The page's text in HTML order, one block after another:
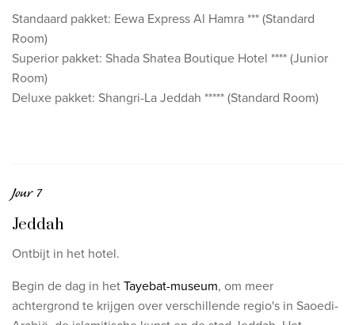
Standaard pakket: Eewa Express Al Hamra *** (Standard
Room)
Superior pakket: Shada Shatea Boutique Hotel **** (Junior
Room)
Deluxe pakket: Shangri-La Jeddah ***** (Standard Room)
Jour 7
Jeddah
Ontbijt in het hotel.
Begin de dag in hetTayebat-museum, om meer
achtergrond te krijgen over verschillende regio's in Saoedi-